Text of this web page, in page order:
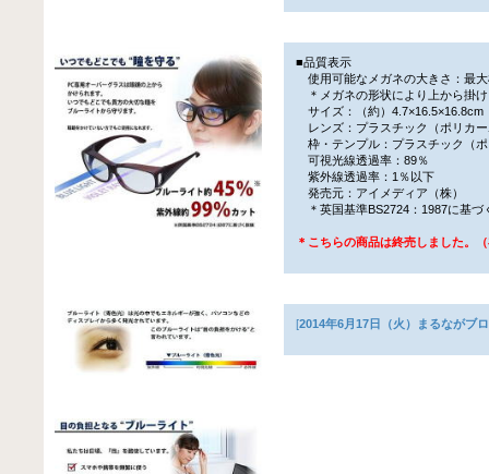
■品質表示
使用可能なメガネの大きさ：最
＊メガネの形状により上から掛
サイズ：（約）4.7×16.5×16.8cm
レンズ：プラスチック（ポリカ
枠・テンプル：プラスチック（
可視光線透過率：89％
紫外線透過率：1％以下
発売元：アイメディア（株）
＊英国基準BS2724：1987に基づ
＊こちらの商品は終売しました。
[2014年6月17日（火）まるながブ